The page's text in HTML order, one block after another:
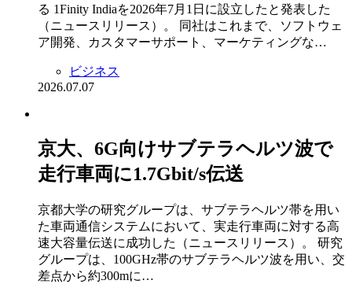
る 1Finity Indiaを2026年7月1日に設立したと発表した
（ニュースリリース）。 同社はこれまで、ソフトウェ
ア開発、カスタマーサポート、マーケティングな…
ビジネス
2026.07.07
京大、6G向けサブテラヘルツ波で
走行車両に1.7Gbit/s伝送
京都大学の研究グループは、サブテラヘルツ帯を用い
た車両通信システムにおいて、実走行車両に対する高
速大容量伝送に成功した（ニュースリリース）。 研究
グループは、100GHz帯のサブテラヘルツ波を用い、交
差点から約300mに…